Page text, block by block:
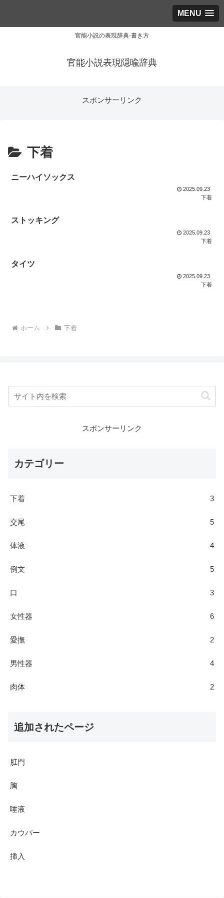
MENU
官能小説の表現辞典-書き方
官能小説表現隠喩辞典
スポンサーリンク
下着
ニーハイソックス
2025.09.23
下着
ストッキング
2025.09.23
下着
タイツ
2025.09.23
下着
ホーム 下着
スポンサーリンク
カテゴリー
下着 3
交尾 5
体液 4
例文 5
口 3
女性器 6
愛撫 2
男性器 4
肉体 2
追加されたページ
肛門
胸
唾液
カウパー
挿入